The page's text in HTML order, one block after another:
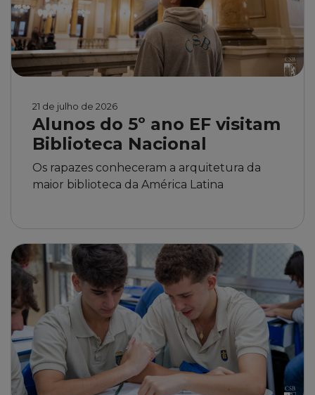
21 de julho de 2026
Alunos do 5º ano EF visitam
Biblioteca Nacional
Os rapazes conheceram a arquitetura da
maior biblioteca da América Latina